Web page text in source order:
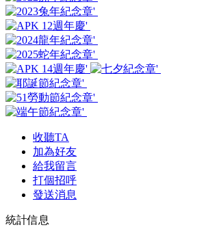
收聽TA
加為好友
給我留言
打個招呼
發送消息
統計信息